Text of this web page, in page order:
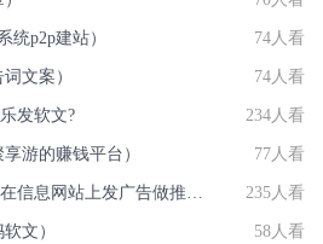
统p2p建站） 74人看
文案） 74人看
发软文? 234人看
游的赚钱平台） 77人看
[营销技巧]商贸企业怎样在信息网站上发广告做推广提高产品知名度呢 235人看
文） 58人看